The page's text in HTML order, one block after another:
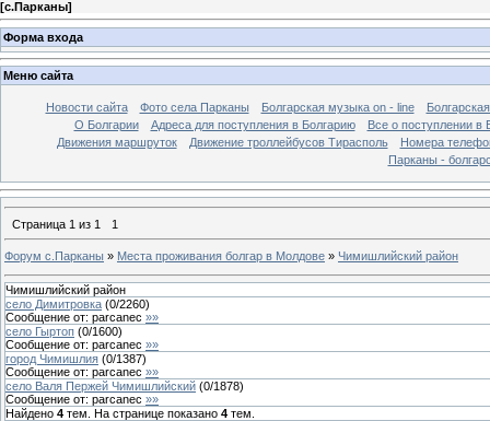
[с.Парканы]
Форма входа
Меню сайта
Новости сайта Фото села Парканы Болгарская музыка on - line
О Болгарии
Адреса для поступления в Болгарию
Все о поступлении в
Движения маршруток
Движение троллейбусов Тирасполь
Номера
Парканы -
Страница 1 из 1 1
Форум с.Парканы » Места проживания болгар в Молдове » Чимишлийский район
Чимишлийский район
село Димитровка (0/2260)
Сообщение от: parcanec »»
село Гыртоп (0/1600)
Сообщение от: parcanec »»
город Чимишлия (0/1387)
Сообщение от: parcanec »»
село Валя Пержей Чимишлийский (0/1878)
Сообщение от: parcanec »»
Найдено 4 тем. На странице показано 4 тем.